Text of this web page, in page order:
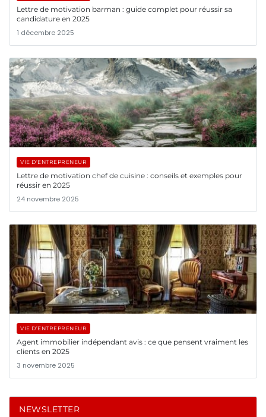
Lettre de motivation barman : guide complet pour réussir sa
candidature en 2025
1 décembre 2025
VIE D’ENTREPRENEUR
Lettre de motivation chef de cuisine : conseils et exemples pour
réussir en 2025
24 novembre 2025
VIE D’ENTREPRENEUR
Agent immobilier indépendant avis : ce que pensent vraiment les
clients en 2025
3 novembre 2025
NEWSLETTER